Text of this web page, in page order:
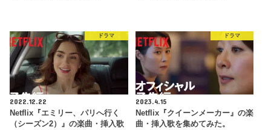
ドラマ
2022.12.22
Netflix『エミリー、パリへ行く
（シーズン2）』の楽曲・挿入歌
ドラマ
2023.4.15
Netflix『クイーンメーカー』の楽
曲・挿入歌を集めてみた。